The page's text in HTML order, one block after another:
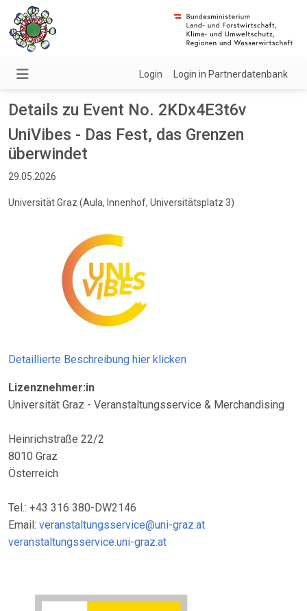
Login Login in Partnerdatenbank
Details zu Event No. 2KDx4E3t6v
UniVibes - Das Fest, das Grenzen
überwindet
29.05.2026
Universität Graz (Aula, Innenhof, Universitätsplatz 3)
Detaillierte Beschreibung hier klicken
Lizenznehmer:in
Universität Graz - Veranstaltungsservice & Merchandising
Heinrichstraße 22/2
8010 Graz
Österreich
Tel.: +43 316 380-DW2146
Email: veranstaltungsservice@uni-graz.at
veranstaltungsservice.uni-graz.at